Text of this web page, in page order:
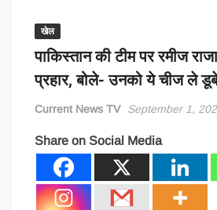
खेल
पाकिस्तान की टीम पर रमीज
प्रहार, बोले- उनको ये चीज ले
Current News TV September 1,
Share on Social Media